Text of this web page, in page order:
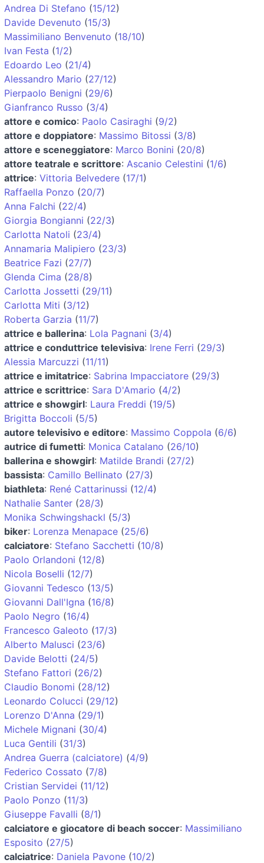
Andrea Di Stefano (15/12)
Davide Devenuto (15/3)
Massimiliano Benvenuto (18/10)
Ivan Festa (1/2)
Edoardo Leo (21/4)
Alessandro Mario (27/12)
Pierpaolo Benigni (29/6)
Gianfranco Russo (3/4)
attore e comico: Paolo Casiraghi (9/2)
attore e doppiatore: Massimo Bitossi (3/8)
attore e sceneggiatore: Marco Bonini (20/8)
attore teatrale e scrittore: Ascanio Celestini (1/6)
attrice: Vittoria Belvedere (17/1)
Raffaella Ponzo (20/7)
Anna Falchi (22/4)
Giorgia Bongianni (22/3)
Carlotta Natoli (23/4)
Annamaria Malipiero (23/3)
Beatrice Fazi (27/7)
Glenda Cima (28/8)
Carlotta Jossetti (29/11)
Carlotta Miti (3/12)
Roberta Garzia (11/7)
attrice e ballerina: Lola Pagnani (3/4)
attrice e conduttrice televisiva: Irene Ferri (29/3)
Alessia Marcuzzi (11/11)
attrice e imitatrice: Sabrina Impacciatore (29/3)
attrice e scrittrice: Sara D'Amario (4/2)
attrice e showgirl: Laura Freddi (19/5)
Brigitta Boccoli (5/5)
autore televisivo e editore: Massimo Coppola (6/6)
autrice di fumetti: Monica Catalano (26/10)
ballerina e showgirl: Matilde Brandi (27/2)
bassista: Camillo Bellinato (27/3)
biathleta: René Cattarinussi (12/4)
Nathalie Santer (28/3)
Monika Schwingshackl (5/3)
biker: Lorenza Menapace (25/6)
calciatore: Stefano Sacchetti (10/8)
Paolo Orlandoni (12/8)
Nicola Boselli (12/7)
Giovanni Tedesco (13/5)
Giovanni Dall'Igna (16/8)
Paolo Negro (16/4)
Francesco Galeoto (17/3)
Alberto Malusci (23/6)
Davide Belotti (24/5)
Stefano Fattori (26/2)
Claudio Bonomi (28/12)
Leonardo Colucci (29/12)
Lorenzo D'Anna (29/1)
Michele Mignani (30/4)
Luca Gentili (31/3)
Andrea Guerra (calciatore) (4/9)
Federico Cossato (7/8)
Cristian Servidei (11/12)
Paolo Ponzo (11/3)
Giuseppe Favalli (8/1)
calciatore e giocatore di beach soccer: Massimiliano
Esposito (27/5)
calciatrice: Daniela Pavone (10/2)